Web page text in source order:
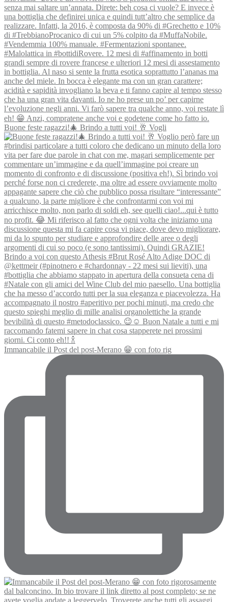
Buone feste ragazzi!🎄 Brindo a tutti voi! 🥂 Vogli
Immancabile il Post del post-Merano 😁 con foto rig